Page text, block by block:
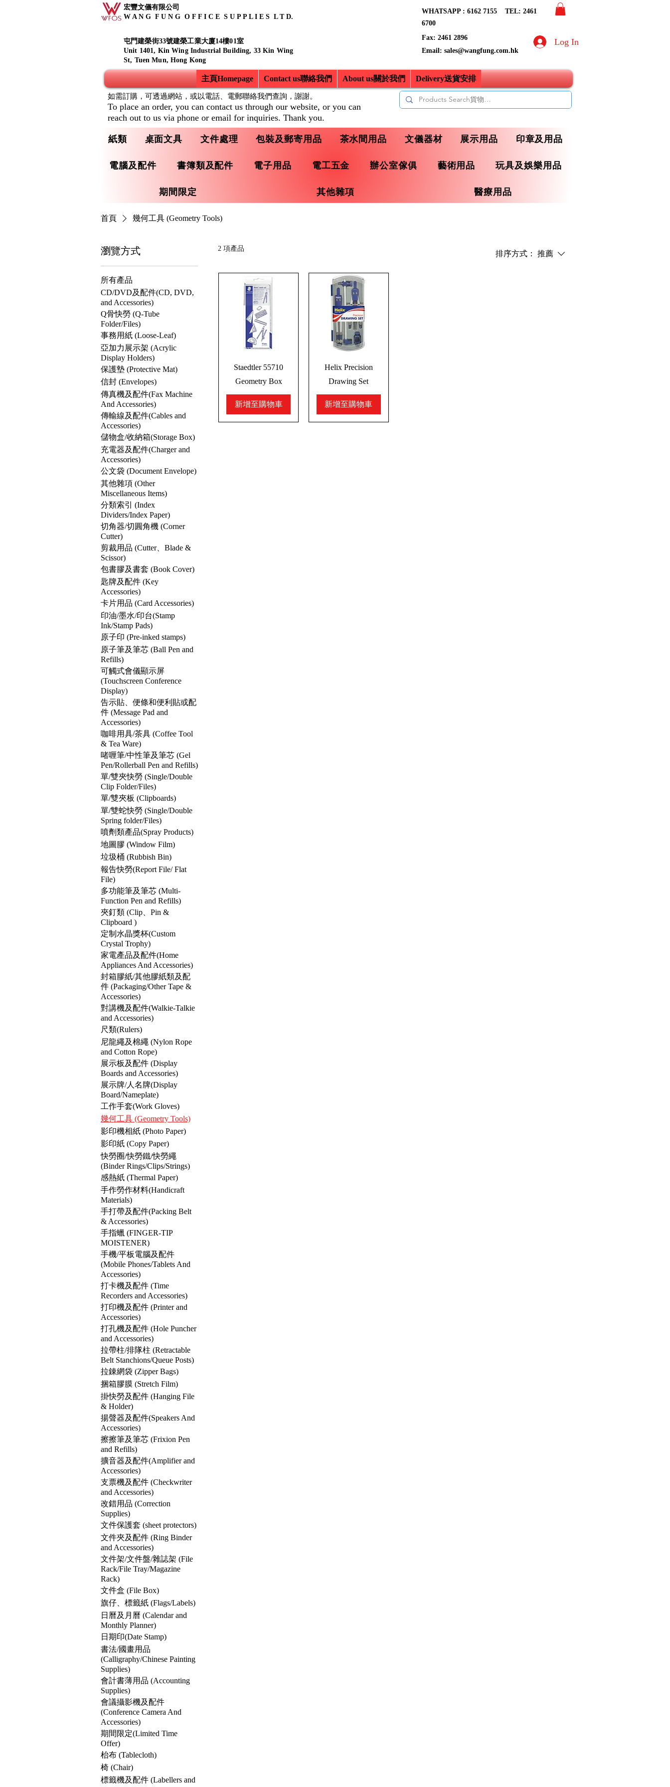
宏豐文儀有限公司
W A N G F U N G O F F I C E S U P P L I E S L T D.
屯門建榮街33號建榮工業大廈14樓01室
Unit 1401, Kin Wing Industrial Building, 33 Kin Wing
St, Tuen Mun, Hong Kong
WHATSAPP : 6162 7155​ TEL: 2461
6700
Fax: 2461 2896
Email: sales@wangfung.com.hk
Log In
主頁Homepage Contact us聯絡我們 About us關於我們 Delivery送貨安排
紙類 桌面文具 文件處理 包裝及郵寄用品 茶水間用品 文儀器材 展示用品 印章及用品
電腦及配件 書簿類及配件 電子用品 電工五金 辦公室傢俱 藝術用品 玩具及娛樂用品
期間限定 其他雜項 醫療用品
如需訂購，可透過網站，或以電話、電郵聯絡我們查詢， 謝謝。
To place an order, you can contact us through our website, or you can
reach out to us via phone or email for inquiries. Thank you.
首頁 幾何工具 (Geometry Tools)
瀏覽方式
所有產品
CD/DVD及配件(CD, DVD,
and Accessories)
Q骨快勞 (Q-Tube
Folder/Files)
事務用紙 (Loose-Leaf)
亞加力展示架 (Acrylic
Display Holders)
保護墊 (Protective Mat)
信封 (Envelopes)
傳真機及配件(Fax Machine
And Accessories)
傳輸線及配件(Cables and
Accessories)
儲物盒/收納箱(Storage Box)
充電器及配件(Charger and
Accessories)
公文袋 (Document Envelope)
其他雜項 (Other
Miscellaneous Items)
分類索引 (Index
Dividers/Index Paper)
切角器/切圓角機 (Corner
Cutter)
剪裁用品 (Cutter、Blade &
Scissor)
包書膠及書套 (Book Cover)
匙牌及配件 (Key
Accessories)
卡片用品 (Card Accessories)
印油/墨水/印台(Stamp
Ink/Stamp Pads)
原子印 (Pre-inked stamps)
原子筆及筆芯 (Ball Pen and
Refills)
可觸式會儀顯示屏
(Touchscreen Conference
Display)
告示貼、便條和便利貼或配
件 (Message Pad and
Accessories)
咖啡用具/茶具 (Coffee Tool
& Tea Ware)
啫喱筆/中性筆及筆芯 (Gel
Pen/Rollerball Pen and Refills)
單/雙夾快勞 (Single/Double
Clip Folder/Files)
單/雙夾板 (Clipboards)
單/雙蛇快勞 (Single/Double
Spring folder/Files)
噴劑類產品(Spray Products)
地圖膠 (Window Film)
垃圾桶 (Rubbish Bin)
報告快勞(Report File/ Flat
File)
多功能筆及筆芯 (Multi-
Function Pen and Refills)
夾釘類 (Clip、Pin &
Clipboard )
定制水晶獎杯(Custom
Crystal Trophy)
家電產品及配件(Home
Appliances And Accessories)
封箱膠紙/其他膠紙類及配
件 (Packaging/Other Tape &
Accessories)
對講機及配件(Walkie-Talkie
and Accessories)
尺類(Rulers)
尼龍繩及棉繩 (Nylon Rope
and Cotton Rope)
展示板及配件 (Display
Boards and Accessories)
展示牌/人名牌(Display
Board/Nameplate)
工作手套(Work Gloves)
幾何工具 (Geometry Tools)
影印機相紙 (Photo Paper)
影印紙 (Copy Paper)
快勞圈/快勞鐵/快勞繩
(Binder Rings/Clips/Strings)
感熱紙 (Thermal Paper)
手作勞作材料(Handicraft
Materials)
手打帶及配件(Packing Belt
& Accessories)
手指蠟 (FINGER-TIP
MOISTENER)
手機/平板電腦及配件
(Mobile Phones/Tablets And
Accessories)
打卡機及配件 (Time
Recorders and Accessories)
打印機及配件 (Printer and
Accessories)
打孔機及配件 (Hole Puncher
and Accessories)
拉帶柱/排隊柱 (Retractable
Belt Stanchions/Queue Posts)
拉錬網袋 (Zipper Bags)
捆箱膠膜 (Stretch Film)
掛快勞及配件 (Hanging File
& Holder)
揚聲器及配件(Speakers And
Accessories)
擦擦筆及筆芯 (Frixion Pen
and Refills)
擴音器及配件(Amplifier and
Accessories)
支票機及配件 (Checkwriter
and Accessories)
改錯用品 (Correction
Supplies)
文件保護套 (sheet protectors)
文件夾及配件 (Ring Binder
and Accessories)
文件架/文件盤/雜誌架 (File
Rack/File Tray/Magazine
Rack)
文件盒 (File Box)
旗仔、標籤紙 (Flags/Labels)
日曆及月曆 (Calendar and
Monthly Planner)
日期印(Date Stamp)
書法/國畫用品
(Calligraphy/Chinese Painting
Supplies)
會計書薄用品 (Accounting
Supplies)
會議攝影機及配件
(Conference Camera And
Accessories)
期間限定(Limited Time
Offer)
枱布 (Tablecloth)
椅 (Chair)
標籤機及配件 (Labellers and
2 項產品
排序方式： 推薦
Staedtler 55710
Geometry Box
新增至購物車
Helix Precision
Drawing Set
新增至購物車